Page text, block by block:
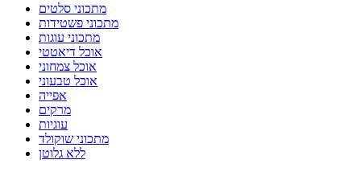
מתכוני סלטים
מתכוני פשטידות
מתכוני עוגות
אוכל דיאטטי
אוכל צמחוני
אוכל טבעוני
אפייה
מרקים
עוגיות
מתכוני שוקולד
ללא גלוטן